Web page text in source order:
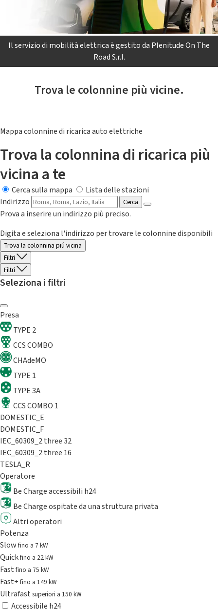
Il servizio di mobilità elettrica è gestito da Plenitude On The
Road S.r.l.
Trova le colonnine più vicine.
Mappa colonnine di ricarica auto elettriche
Trova la colonnina di ricarica più
vicina a te
Cerca sulla mappa
Lista delle stazioni
Indirizzo
Cerca
Prova a inserire un indirizzo più preciso.
Digita e seleziona l'indirizzo per trovare le colonnine disponibili
Trova la colonnina piú vicina
Filtri
Filtri
Seleziona i filtri
Presa
TYPE 2
CCS COMBO
CHAdeMO
TYPE 1
TYPE 3A
CCS COMBO 1
DOMESTIC_E
DOMESTIC_F
IEC_60309_2 three 32
IEC_60309_2 three 16
TESLA_R
Operatore
Be Charge accessibili h24
Be Charge ospitate da una struttura privata
Altri operatori
Potenza
Slowfino a 7 kW
Quickfino a 22 kW
Fastfino a 75 kW
Fast+fino a 149 kW
Ultrafast superiori a 150 kW
Accessibile h24